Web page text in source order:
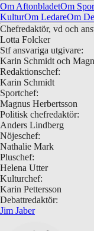
Om AftonbladetOm
KulturOm LedareOm
Chefredaktör, vd och
Lotta Folcker
Stf ansvariga utgivare:
Karin Schmidt och
Redaktionschef:
Karin Schmidt
Sportchef:
Magnus Herbertsson
Politisk chefredaktör:
Anders Lindberg
Nöjeschef:
Nathalie Mark
Pluschef:
Helena Utter
Kulturchef:
Karin Pettersson
Debattredaktör:
Jim Jaber